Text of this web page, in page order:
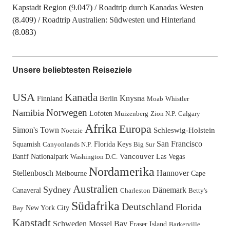
Kapstadt Region (9.047)
Roadtrip durch Kanadas Westen
(8.409)
Roadtrip Australien: Südwesten und Hinterland
(8.083)
Unsere beliebtesten Reiseziele
USA Finnland Kanada Berlin Knysna Moab Whistler
Namibia Norwegen Lofoten Muizenberg Zion N.P. Calgary
Simon's Town Noetzie Afrika Europa Schleswig-Holstein
Squamish Canyonlands N.P. Florida Keys Big Sur San Francisco
Banff Nationalpark Washington D.C. Vancouver Las Vegas
Stellenbosch Melbourne Nordamerika Hannover Cape
Canaveral Sydney Australien Charleston Dänemark Betty's
Bay New York City Südafrika Deutschland Florida
Kapstadt Schweden Mossel Bay Fraser Island Barkerville